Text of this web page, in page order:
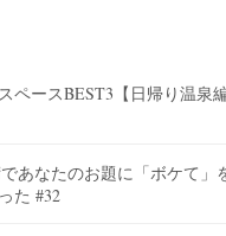
ペースBEST3【日帰り温泉
あなたのお題に「ボケて」
た #32